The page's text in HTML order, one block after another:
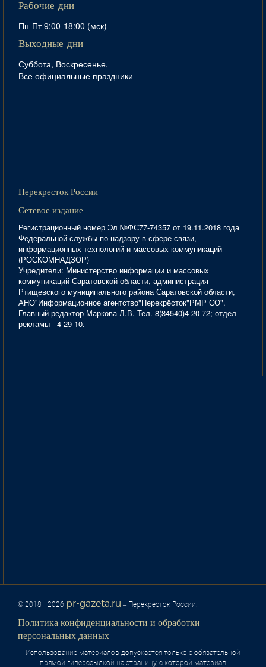
Рабочие дни
Пн-Пт 9:00-18:00 (мск)
Выходные дни
Суббота, Воскресенье,
Все официальные праздники
Перекресток России
Сетевое издание
Регистрационный номер Эл №ФС77-74357 от 19.11.2018 года
Федеральной службы по надзору в сфере связи,
информационных технологий и массовых коммуникаций
(РОСКОМНАДЗОР)
Учредители: Министерство информации и массовых
коммуникаций Саратовской области, администрация
Ртищевского муниципального района Саратовской области,
АНО"Информационное агентство"Перекрёсток"РМР СО".
Главный редактор Маркова Л.В. Тел. 8(84540)4-20-72; отдел
рекламы - 4-29-10.
© 2018 - 2026 pr-gazeta.ru – Перекресток России.
Политика конфиденциальности и обработки
персональных данных
Использование материалов допускается только с обязательной
прямой гиперссылкой на страницу, с которой материал